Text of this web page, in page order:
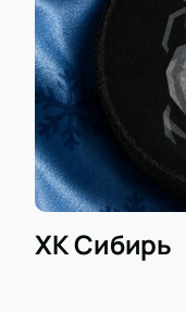
ХК Сибирь